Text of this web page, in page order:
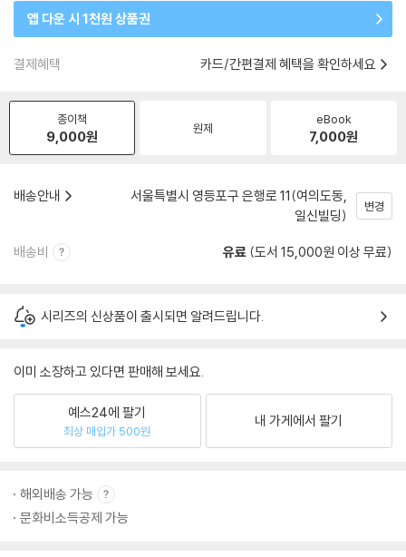
앱 다운 시 1천원 상품권
결제혜택 카드/간편결제 혜택을 확인하세요
종이책
9,000원 원제
eBook
7,000원
배송안내
서울특별시 영등포구 은행로 11(여의도동,
일신빌딩)
변경
배송비 유료 (도서 15,000원 이상 무료)
시리즈의 신상품이 출시되면 알려드립니다.
이미 소장하고 있다면 판매해 보세요.
예스24에 팔기
최상 매입가 500원
내 가게에서 팔기
해외배송 가능
문화비소득공제 가능